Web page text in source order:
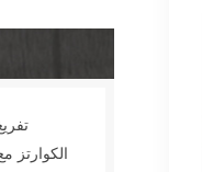
الكوارتز